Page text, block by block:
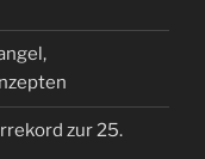
zur 25.